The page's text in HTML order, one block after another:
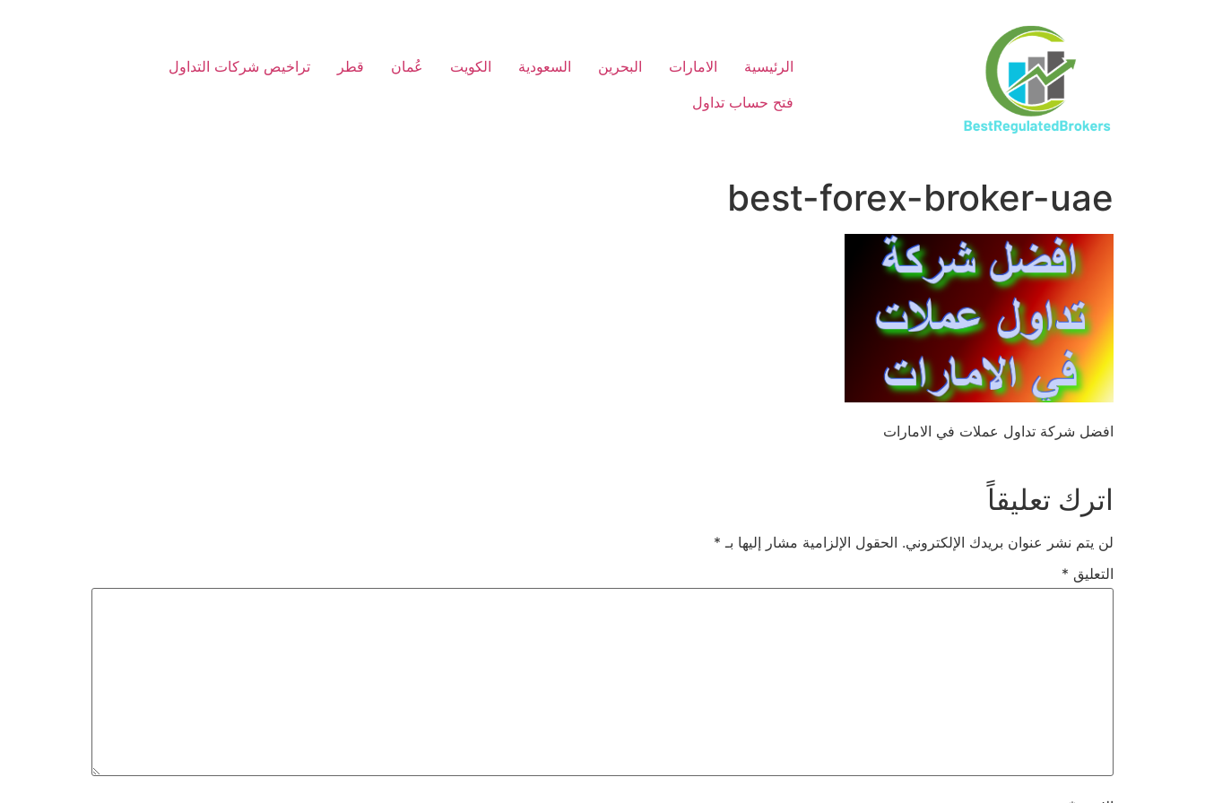
الرئيسية الامارات البحرين السعودية الكويت عُمان قطر
تراخيص شركات التداول
فتح حساب تداول
best-forex-broker-uae
افضل شركة تداول عملات في الامارات
اترك تعليقاً
لن يتم نشر عنوان بريدك الإلكتروني. الحقول الإلزامية مشار إليها بـ *
التعليق *